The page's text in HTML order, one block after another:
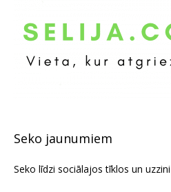
Seko jaunumiem
Seko līdzi sociālajos tīklos un